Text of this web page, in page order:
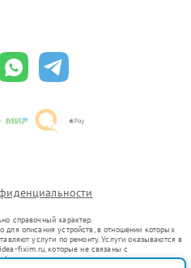
справочный характер.
для описания устройств, в отношении которых
услуги по ремонту. Услуги оказываются в
fixim.ru, которые не связаны с
представителями.